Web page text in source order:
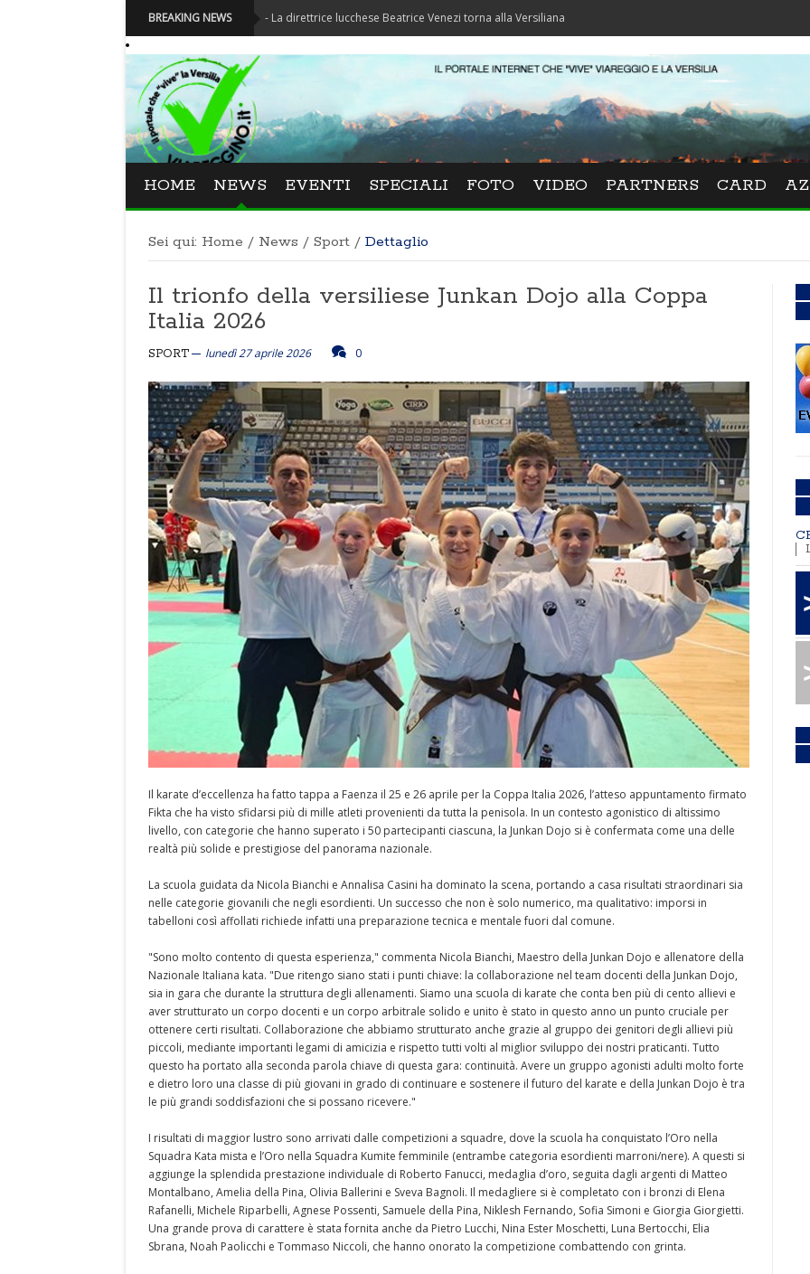
BREAKING NEWS
Festival La Versiliana - La direttrice lucchese Beatrice Venezi torna alla Versiliana
HOME NEWS EVENTI SPECIALI FOTO VIDEO PARTNERS CARD
Sei qui: Home / News / Sport / Dettaglio
Il trionfo della versiliese Junkan Dojo alla Coppa
Italia 2026
SPORT lunedì 27 aprile 2026 0
Il karate d’eccellenza ha fatto tappa a Faenza il 25 e 26 aprile per la Coppa Italia 2026, l’atteso appuntamento firmato
Fikta che ha visto sfidarsi più di mille atleti provenienti da tutta la penisola. In un contesto agonistico di altissimo
livello, con categorie che hanno superato i 50 partecipanti ciascuna, la Junkan Dojo si è confermata come una delle
realtà più solide e prestigiose del panorama nazionale.
La scuola guidata da Nicola Bianchi e Annalisa Casini ha dominato la scena, portando a casa risultati straordinari sia
nelle categorie giovanili che negli esordienti. Un successo che non è solo numerico, ma qualitativo: imporsi in
tabelloni così affollati richiede infatti una preparazione tecnica e mentale fuori dal comune.
"Sono molto contento di questa esperienza," commenta Nicola Bianchi, Maestro della Junkan Dojo e allenatore della
Nazionale Italiana kata. "Due ritengo siano stati i punti chiave: la collaborazione nel team docenti della Junkan Dojo,
sia in gara che durante la struttura degli allenamenti. Siamo una scuola di karate che conta ben più di cento allievi e
aver strutturato un corpo docenti e un corpo arbitrale solido e unito è stato in questo anno un punto cruciale per
ottenere certi risultati. Collaborazione che abbiamo strutturato anche grazie al gruppo dei genitori degli allievi più
piccoli, mediante importanti legami di amicizia e rispetto tutti volti al miglior sviluppo dei nostri praticanti. Tutto
questo ha portato alla seconda parola chiave di questa gara: continuità. Avere un gruppo agonisti adulti molto forte
e dietro loro una classe di più giovani in grado di continuare e sostenere il futuro del karate e della Junkan Dojo è tra
le più grandi soddisfazioni che si possano ricevere."
I risultati di maggior lustro sono arrivati dalle competizioni a squadre, dove la scuola ha conquistato l’Oro nella
Squadra Kata mista e l’Oro nella Squadra Kumite femminile (entrambe categoria esordienti marroni/nere). A questi si
aggiunge la splendida prestazione individuale di Roberto Fanucci, medaglia d’oro, seguita dagli argenti di Matteo
Montalbano, Amelia della Pina, Olivia Ballerini e Sveva Bagnoli. Il medagliere si è completato con i bronzi di Elena
Rafanelli, Michele Riparbelli, Agnese Possenti, Samuele della Pina, Niklesh Fernando, Sofia Simoni e Giorgia Giorgietti.
Una grande prova di carattere è stata fornita anche da Pietro Lucchi, Nina Ester Moschetti, Luna Bertocchi, Elia
Sbrana, Noah Paolicchi e Tommaso Niccoli, che hanno onorato la competizione combattendo con grinta.